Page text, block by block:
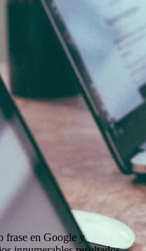
frase en Google y